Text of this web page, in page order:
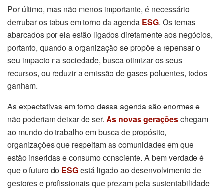
Por último, mas não menos importante, é necessário
derrubar os tabus em torno da agenda ESG. Os temas
abarcados por ela estão ligados diretamente aos negócios,
portanto, quando a organização se propõe a repensar o
seu impacto na sociedade, busca otimizar os seus
recursos, ou reduzir a emissão de gases poluentes, todos
ganham.
As expectativas em torno dessa agenda são enormes e
não poderiam deixar de ser. As novas geraçõeschegam
ao mundo do trabalho em busca de propósito,
organizações que respeitam as comunidades em que
estão inseridas e consumo consciente. A bem verdade é
que o futuro do ESGestá ligado ao desenvolvimento de
gestores e profissionais que prezam pela sustentabilidade